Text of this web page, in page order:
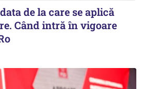
de la care se aplică
Când intră în vigoare